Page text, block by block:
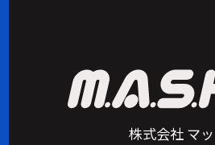
株式会社 マ